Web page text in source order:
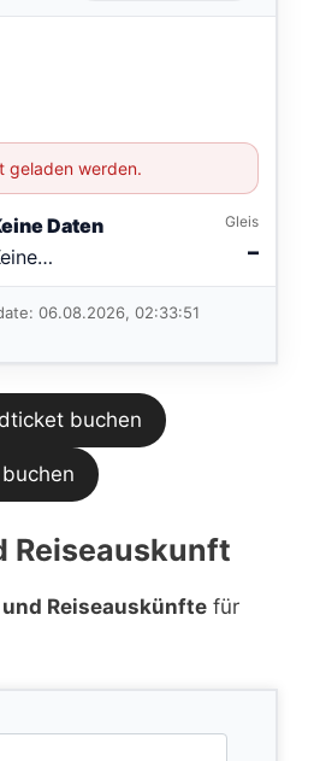
geladen werden.
Daten
aktuellen
Gleis
–
06.08.2026, 02:33:51
buchen
Reiseauskunft
Reiseauskünfte für